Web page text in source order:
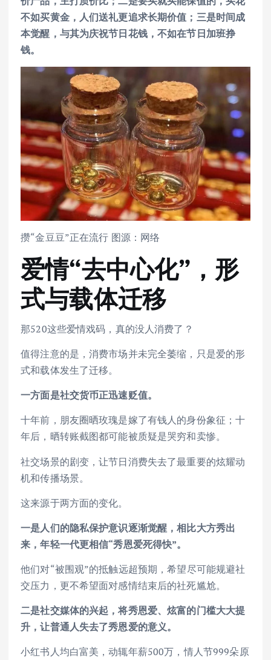
不如买黄金，人们送礼更追求长期价值；三是时间成
本觉醒，与其为庆祝节日花钱，不如在节日加班挣
钱。
攒“金豆豆”正在流行 图源：网络
爱情“去中心化”，形
式与载体迁移
那520这些爱情戏码，真的没人消费了？
值得注意的是，消费市场并未完全萎缩，只是爱的形
式和载体发生了迁移。
一方面是社交货币正迅速贬值。
十年前，朋友圈晒玫瑰是嫁了有钱人的身份象征；十
年后，晒转账截图都可能被质疑是哭穷和卖惨。
社交场景的剧变，让节日消费失去了最重要的炫耀动
机和传播场景。
这来源于两方面的变化。
一是人们的隐私保护意识逐渐觉醒，相比大方秀出
来，年轻一代更相信“秀恩爱死得快”。
他们对“被围观”的抵触远超预期，希望尽可能规避社
交压力，更不希望面对感情结束后的社死尴尬。
二是社交媒体的兴起，将秀恩爱、炫富的门槛大大提
升，让普通人失去了秀恩爱的意义。
小红书人均白富美，动辄年薪500万，情人节999朵原